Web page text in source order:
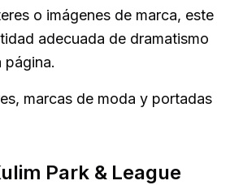
o imágenes de marca, este
adecuada de dramatismo
página.
marcas de moda y portadas
Park & League